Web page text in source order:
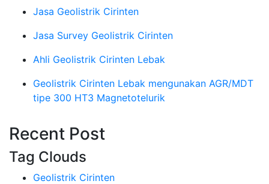
Jasa Geolistrik Cirinten
Jasa Survey Geolistrik Cirinten
Ahli Geolistrik Cirinten Lebak
Geolistrik Cirinten Lebak mengunakan AGR/MDT
tipe 300 HT3 Magnetotelurik
Recent Post
Tag Clouds
Geolistrik Cirinten